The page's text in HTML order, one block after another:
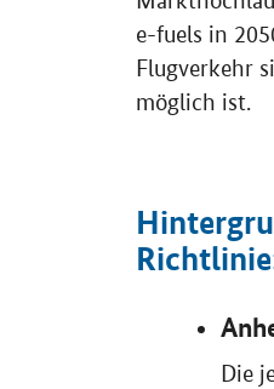
e-fuels in
Flugverkehr
möglich ist.
Die